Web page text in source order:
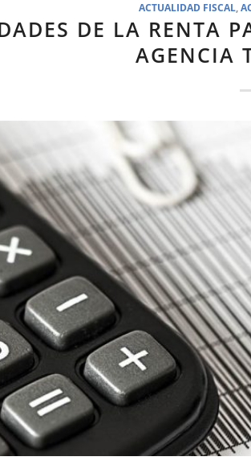
ACTUALIDAD FISCAL,
DE LA RENTA
AGENCIA